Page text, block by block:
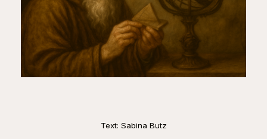
Text: Sabina Butz